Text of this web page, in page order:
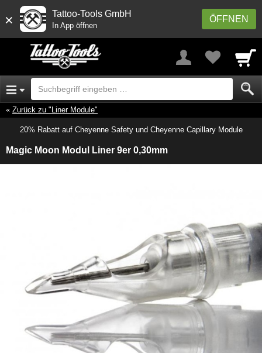
× ÖFFNEN
Tattoo-Tools GmbH
In App öffnen
Zurück zu "Liner Module"
20% Rabatt auf Cheyenne Safety und Cheyenne Capillary Module
Magic Moon Modul Liner 9er 0,30mm